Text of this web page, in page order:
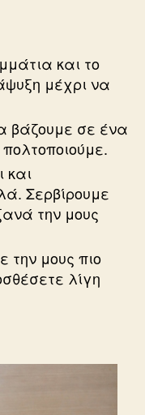
και το
μέχρι να
βάζουμε σε ένα
και
Σερβίρουμε
την μους
την μους πιο
λίγη